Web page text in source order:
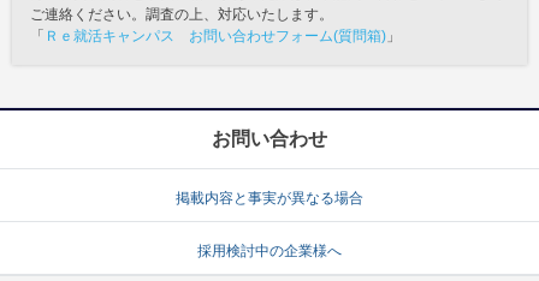
ご連絡ください。調査の上、対応いたします。
「 Ｒｅ就活キャンパス お問い合わせフォーム(質問箱) 」
お問い合わせ
掲載内容と事実が異なる場合
採用検討中の企業様へ